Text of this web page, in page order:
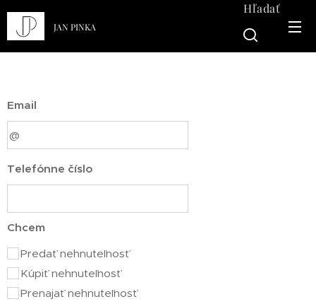
JAN PINKA
Hľadať
Email
Telefónne číslo
Chcem
Predať nehnuteľnosť
Kúpiť nehnuteľnosť
Prenajať nehnuteľnosť